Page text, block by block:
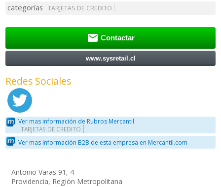
categorías TARJETAS DE CREDITO
 Contactar
www.sysretail.cl
Redes Sociales
Ver mas información de Rubros Mercantil
TARJETAS DE CREDITO
Ver mas información B2B de esta empresa en Mercantil.com
Antonio Varas 91, 4
Providencia, Región Metropolitana